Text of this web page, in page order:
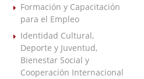
Formación y Capacitación
para el Empleo
Identidad Cultural,
Deporte y Juventud,
Bienestar Social y
Cooperación Internacional